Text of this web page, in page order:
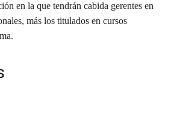
en la que tendrán cabida gerentes en
más los titulados en cursos